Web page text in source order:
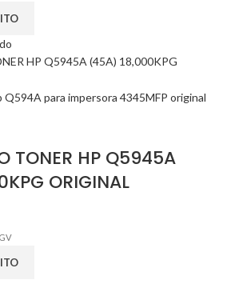
TONER HP Q5945A
ORIGINAL